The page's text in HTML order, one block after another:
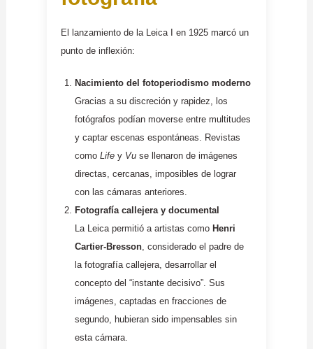
El lanzamiento de la Leica I en 1925 marcó un
punto de inflexión:
Nacimiento del fotoperiodismo moderno
Gracias a su discreción y rapidez, los
fotógrafos podían moverse entre multitudes
y captar escenas espontáneas. Revistas
como Lifey Vuse llenaron de imágenes
directas, cercanas, imposibles de lograr
con las cámaras anteriores.
Fotografía callejera y documental
La Leica permitió a artistas como Henri
Cartier-Bresson, considerado el padre de
la fotografía callejera, desarrollar el
concepto del “instante decisivo”. Sus
imágenes, captadas en fracciones de
segundo, hubieran sido impensables sin
esta cámara.